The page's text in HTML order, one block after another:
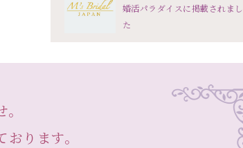
婚活パラダイスに掲載されまし
た
おります。